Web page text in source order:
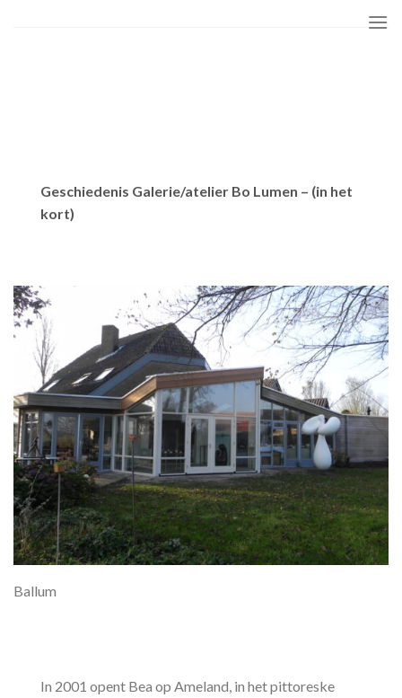
Geschiedenis Galerie/atelier Bo Lumen – (in het
kort)
Ballum
In 2001 opent Bea op Ameland, in het pittoreske